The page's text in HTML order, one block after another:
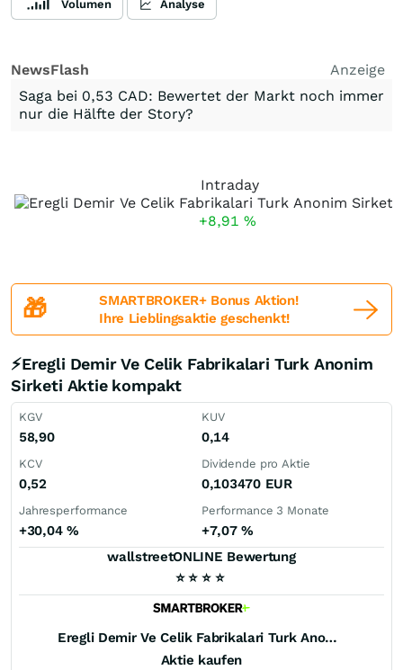
Volumen Analyse
NewsFlash
Anzeige
Saga bei 0,53 CAD: Bewertet der Markt noch immer
nur die Hälfte der Story?
Intraday
+8,91 %
🎁
SMARTBROKER+ Bonus Aktion!
Ihre Lieblingsaktie geschenkt!
⚡Eregli Demir Ve Celik Fabrikalari Turk Anonim
Sirketi Aktie kompakt
KGV
58,90
KUV
0,14
KCV
0,52
Dividende pro Aktie
0,103470 EUR
Jahresperformance
+30,04 %
Performance 3 Monate
+7,07%
wallstreetONLINE Bewertung
⭐ ⭐ ⭐ ⭐
Eregli Demir Ve Celik Fabrikalari Turk Anonim Sirketi
Aktie kaufen